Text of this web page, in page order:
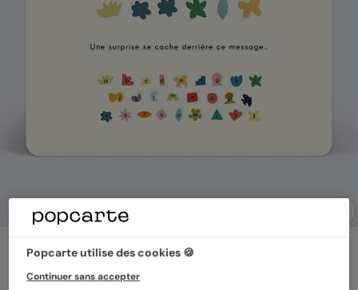
Carte annonce grossesse
Message à décrypter
Popcarte utilise des cookies 🍪
Continuer sans accepter